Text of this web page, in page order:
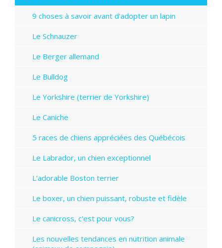
9 choses à savoir avant d'adopter un lapin
Le Schnauzer
Le Berger allemand
Le Bulldog
Le Yorkshire (terrier de Yorkshire)
Le Caniche
5 races de chiens appréciées des Québécois
Le Labrador, un chien exceptionnel
L'adorable Boston terrier
Le boxer, un chien puissant, robuste et fidèle
Le canicross, c'est pour vous?
Les nouvelles tendances en nutrition animale